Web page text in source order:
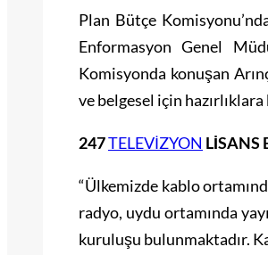
Plan Bütçe
Enformasyon Genel
Komisyonda konuşan
ve belgesel için
247TELEVİZYON LİSANS
“Ülkemizde kablo
radyo, uydu ortamında
kuruluşu bulunmaktadır.